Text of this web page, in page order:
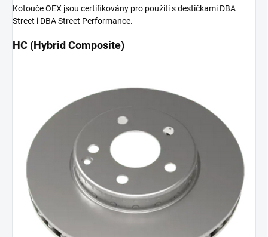
Kotouče OEX jsou certifikovány pro použití s destičkami DBA
Street i DBA Street Performance.
HC (Hybrid Composite)